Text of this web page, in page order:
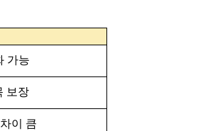
가능
보장
이 큼